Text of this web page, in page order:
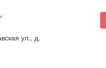
ул., д.